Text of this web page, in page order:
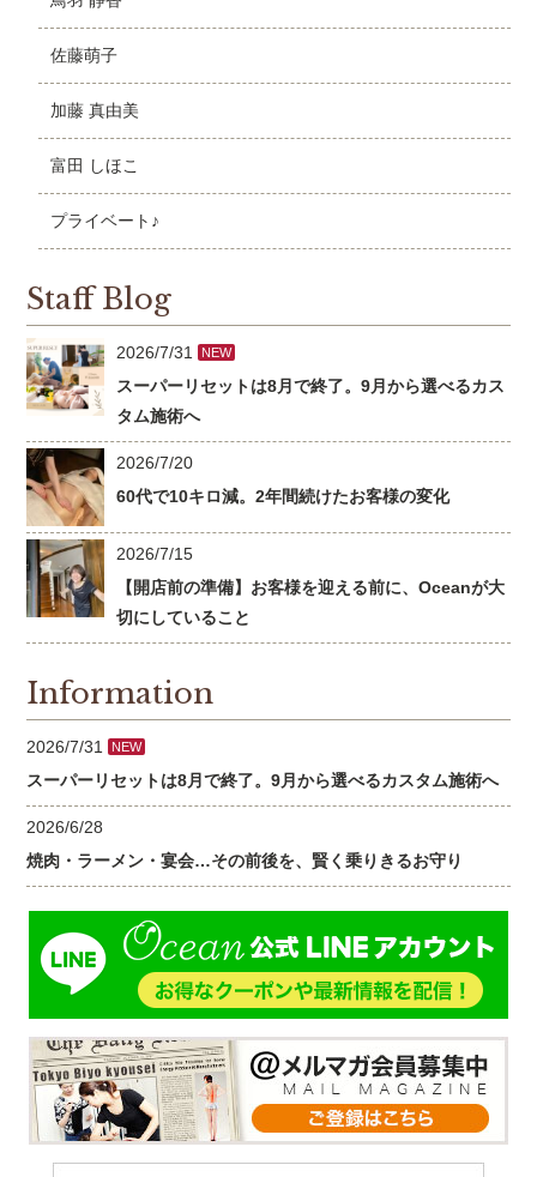
佐藤萌子
加藤 真由美
富田 しほこ
プライベート♪
Staff Blog
2026/7/31 NEW
スーパーリセットは8月で終了。9月から選べるカス
タム施術へ
2026/7/20
60代で10キロ減。2年間続けたお客様の変化
2026/7/15
【開店前の準備】お客様を迎える前に、Oceanが大
切にしていること
Information
2026/7/31 NEW
スーパーリセットは8月で終了。9月から選べるカスタム施術へ
2026/6/28
焼肉・ラーメン・宴会…その前後を、賢く乗りきるお守り